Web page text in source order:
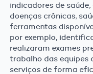
indicadores de
doenças crônicas,
ferramentas
por exemplo,
realizaram exames
trabalho das equipes
serviços de forma